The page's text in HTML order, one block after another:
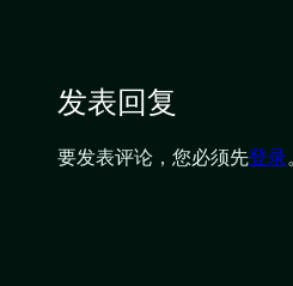
发表回复
要发表评论，您必须先登录。